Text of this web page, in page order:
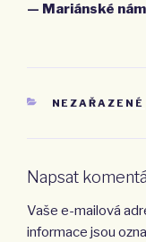
— Mariánské
RUBRIKY
NEZAŘAZENÉ
Napsat
Vaše e-mailová
informace jsou